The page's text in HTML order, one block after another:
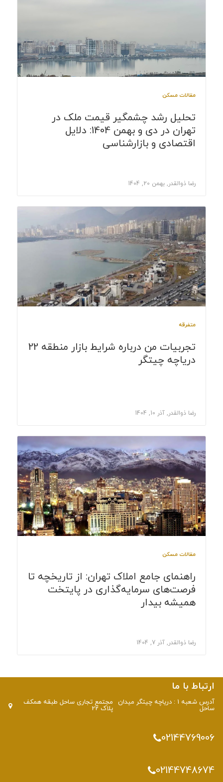
مقالات مسکن
تحلیل رشد چشمگیر قیمت ملک در
تهران در دی و بهمن 1404: دلایل
اقتصادی و بازارشناسی
رضا ذوالقدر, بهمن 20, 1404
متفرقه
تجربیات من درباره شرایط بازار منطقه 22
دریاچه چیتگر
رضا ذوالقدر, آذر 10, 1404
مقالات مسکن
راهنمای جامع املاک تهران: از تاریخچه تا
فرصت‌های سرمایه‌گذاری در پایتخت
همیشه بیدار
رضا ذوالقدر, آذر 7, 1404
ارتباط با ما
آدرس شعبه 1 : دریاچه چیتگر میدان
ساحل
مجتمع تجاری ساحل طبقه همکف
پلاک 22
02144769006
02144748674